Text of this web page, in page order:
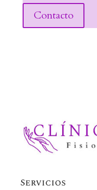
Contacto
Servicios